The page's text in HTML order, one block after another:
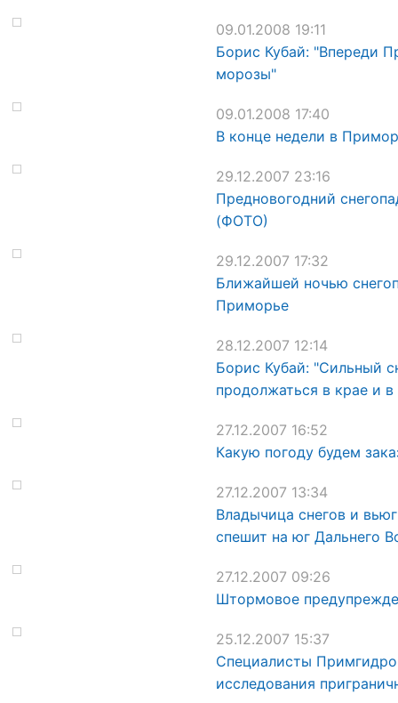
09.01.2008 19:11
Борис Кубай: "Впереди
морозы"
09.01.2008 17:40
В конце недели в
29.12.2007 23:16
Предновогодний
(ФОТО)
29.12.2007 17:32
Ближайшей ночью
Приморье
28.12.2007 12:14
Борис Кубай: "Сильный
продолжаться в крае и в
27.12.2007 16:52
Какую погоду будем
27.12.2007 13:34
Владычица снегов и
спешит на юг Дальнего
27.12.2007 09:26
Штормовое
25.12.2007 15:37
Специалисты
исследования